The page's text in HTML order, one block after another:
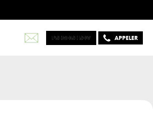
PRENDRE RDV
PRENDRE RDV APPELER